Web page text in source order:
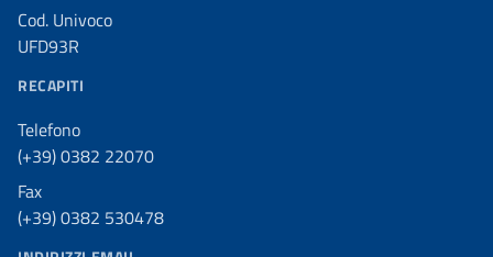
Cod. Univoco
UFD93R
RECAPITI
Telefono
(+39) 0382 22070
Fax
(+39) 0382 530478